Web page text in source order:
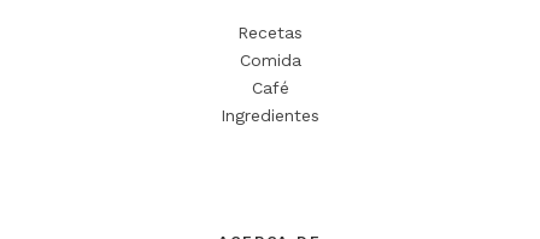
Recetas
Comida
Café
Ingredientes